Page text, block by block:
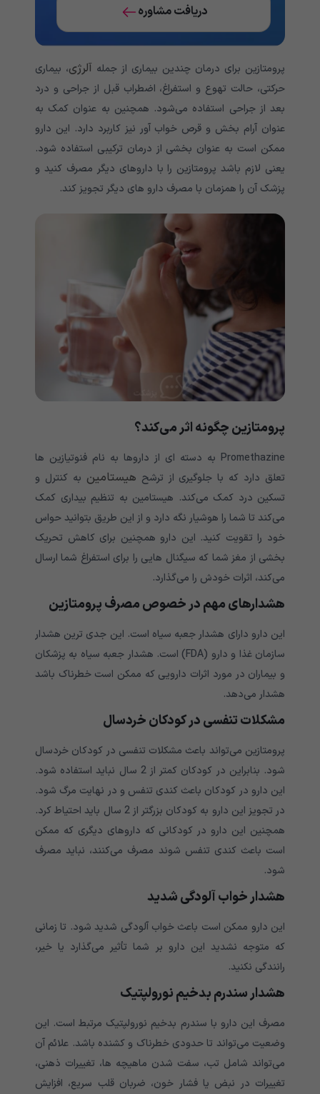
دریافت مشاوره
پرومتازین برای درمان چندین بیماری از جمله آلرژی، بیماری
حرکتی، حالت تهوع و استفراغ، اضطراب قبل از جراحی و درد
بعد از جراحی استفاده می‌‌‌‌‌‌‌‌‌‌شود. همچنین به عنوان کمک به
عنوان آرام بخش و قرص خواب آور نیز کاربرد دارد. این دارو
ممکن است به عنوان بخشی از درمان ترکیبی استفاده شود.
یعنی لازم باشد پرومتازین را با داروهای دیگر مصرف کنید و
پزشک آن را همزمان با مصرف دارو های دیگر تجویز کند.
پرومتازین چگونه اثر می‌‌‌‌‌‌‌‌‌‌کند؟
Promethazine به دسته ای از داروها به نام فنوتیازین ها
تعلق دارد که با جلوگیری از ترشح هیستامین به کنترل و
تسکین درد کمک می‌‌‌‌‌‌‌‌‌‌کند. هیستامین به تنظیم بیداری کمک
می‌‌‌‌‌‌‌‌‌‌کند تا شما را هوشیار نگه دارد و از این طریق بتوانید حواس
خود را تقویت کنید. این دارو همچنین برای کاهش تحریک
بخشی از مغز شما که سیگنال هایی را برای استفراغ شما ارسال
می‌‌‌‌‌‌‌‌‌‌کند، اثرات خودش را می‌گذارد.
هشدارهای مهم در خصوص مصرف پرومتازین
این دارو دارای هشدار جعبه سیاه است. این جدی ترین هشدار
سازمان غذا و دارو (FDA) است. هشدار جعبه سیاه به پزشکان
و بیماران در مورد اثرات دارویی که ممکن است خطرناک باشد
هشدار می‌‌‌‌‌‌‌‌‌‌دهد.
مشکلات تنفسی در کودکان خردسال
پرومتازین می‌‌‌‌‌‌‌‌‌‌تواند باعث مشکلات تنفسی در کودکان خردسال
شود. بنابراین در کودکان کمتر از 2 سال نباید استفاده شود.
این دارو در کودکان باعث کندی تنفس و در نهایت مرگ شود.
در تجویز این دارو به کودکان بزرگتر از 2 سال باید احتیاط کرد.
همچنین این دارو در کودکانی که داروهای دیگری که ممکن
است باعث کندی تنفس شوند مصرف می‌‌‌‌‌‌‌‌‌‌کنند، نباید مصرف
شود.
هشدار خواب آلودگی شدید
این دارو ممکن است باعث خواب آلودگی شدید شود. تا زمانی
که متوجه نشدید این دارو بر شما تأثیر می‌‌‌‌‌‌‌‌‌‌گذارد یا خیر،
رانندگی نکنید.
هشدار سندرم بدخیم نورولپتیک
مصرف این دارو با سندرم بدخیم نورولپتیک مرتبط است. این
وضعیت می‌‌‌‌‌‌‌‌‌‌تواند تا حدودی خطرناک و کشنده باشد. علائم آن
می‌‌‌‌‌‌‌‌‌‌تواند شامل تب، سفت شدن ماهیچه ها، تغییرات ذهنی،
تغییرات در نبض یا فشار خون، ضربان قلب سریع، افزایش